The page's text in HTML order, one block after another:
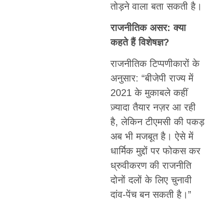
तोड़ने वाला बता सकती है।
राजनीतिक असर: क्या
कहते हैं विशेषज्ञ?
राजनीतिक टिप्पणीकारों के
अनुसार: “बीजेपी राज्य में
2021 के मुकाबले कहीं
ज़्यादा तैयार नज़र आ रही
है, लेकिन टीएमसी की पकड़
अब भी मजबूत है। ऐसे में
धार्मिक मुद्दों पर फोकस कर
ध्रुवीकरण की राजनीति
दोनों दलों के लिए चुनावी
दांव-पेंच बन सकती है।”